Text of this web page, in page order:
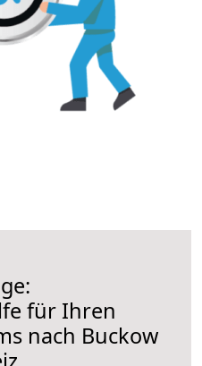
für Ihren
nach Buckow